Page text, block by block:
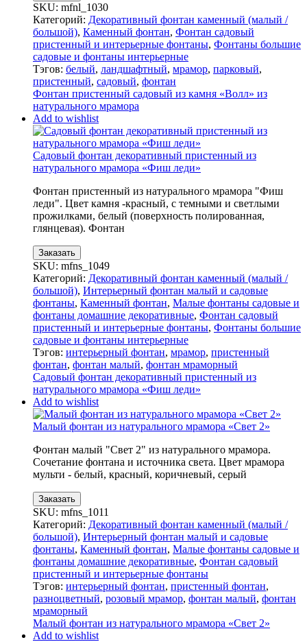
SKU: mfnl_1030
Категорий: Декоративный фонтан каменный (малый /
большой), Каменный фонтан, Фонтан садовый
пристенный и интерьерные фонтаны, Фонтаны большие
садовые и фонтаны интерьерные
Тэгов: белый, ландшафтный, мрамор, парковый,
пристенный, садовый, фонтан
Фонтан пристенный садовый из камня «Волл» из
натурального мрамора
Add to wishlist
Садовый фонтан декоративный пристенный из
натурального мрамора «Фиш леди»
Фонтан пристенный из натурального мрамора "Фиш
леди". Цвет камня -красный, с темными и светлыми
прожилками, белый (поверхность полированная,
глянцевая). Фонтан
Заказать
SKU: mfns_1049
Категорий: Декоративный фонтан каменный (малый /
большой), Интерьерный фонтан малый и садовые
фонтаны, Каменный фонтан, Малые фонтаны садовые и
фонтаны домашние декоративные, Фонтан садовый
пристенный и интерьерные фонтаны, Фонтаны большие
садовые и фонтаны интерьерные
Тэгов: интерьерный фонтан, мрамор, пристенный
фонтан, фонтан малый, фонтан мраморный
Садовый фонтан декоративный пристенный из
натурального мрамора «Фиш леди»
Add to wishlist
Малый фонтан из натурального мрамора «Свет 2»
Фонтан малый "Свет 2" из натурального мрамора.
Сочетание фонтана и источника света. Цвет мрамора
мульти - белый, красный, коричневый, серый
Заказать
SKU: mfns_1011
Категорий: Декоративный фонтан каменный (малый /
большой), Интерьерный фонтан малый и садовые
фонтаны, Каменный фонтан, Малые фонтаны садовые и
фонтаны домашние декоративные, Фонтан садовый
пристенный и интерьерные фонтаны
Тэгов: интерьерный фонтан, пристенный фонтан,
разноцветный, розовый мрамор, фонтан малый, фонтан
мраморный
Малый фонтан из натурального мрамора «Свет 2»
Add to wishlist